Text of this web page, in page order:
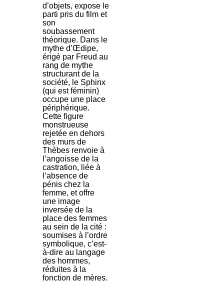
d’objets, expose le
parti pris du film et
son
soubassement
théorique. Dans le
mythe d’Œdipe,
érigé par Freud au
rang de mythe
structurant de la
société, le Sphinx
(qui est féminin)
occupe une place
périphérique.
Cette figure
monstrueuse
rejetée en dehors
des murs de
Thèbes renvoie à
l’angoisse de la
castration, liée à
l’absence de
pénis chez la
femme, et offre
une image
inversée de la
place des femmes
au sein de la cité :
soumises à l’ordre
symbolique, c’est-
à-dire au langage
des hommes,
réduites à la
fonction de mères.